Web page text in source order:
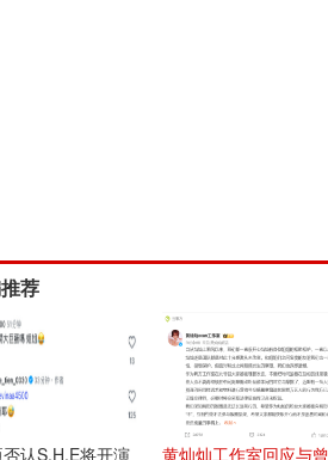
荐
认S.H.E将开演
黄灿灿工作室回应与